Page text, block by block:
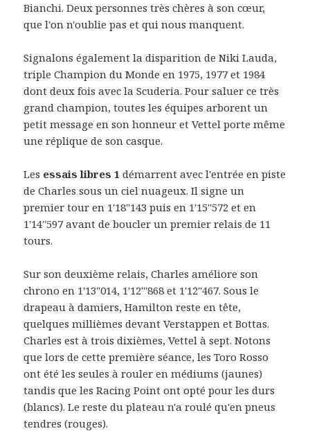
Bianchi. Deux personnes très chères à son cœur,
que l'on n'oublie pas et qui nous manquent.
Signalons également la disparition de Niki Lauda,
triple Champion du Monde en 1975, 1977 et 1984
dont deux fois avec la Scuderia. Pour saluer ce très
grand champion, toutes les équipes arborent un
petit message en son honneur et Vettel porte même
une réplique de son casque.
Les essais libres 1 démarrent avec l'entrée en piste
de Charles sous un ciel nuageux. Il signe un
premier tour en 1'18''143 puis en 1'15''572 et en
1'14''597 avant de boucler un premier relais de 11
tours.
Sur son deuxième relais, Charles améliore son
chrono en 1'13''014, 1'12'''868 et 1'12''467. Sous le
drapeau à damiers, Hamilton reste en tête,
quelques millièmes devant Verstappen et Bottas.
Charles est à trois dixièmes, Vettel à sept. Notons
que lors de cette première séance, les Toro Rosso
ont été les seules à rouler en médiums (jaunes)
tandis que les Racing Point ont opté pour les durs
(blancs). Le reste du plateau n'a roulé qu'en pneus
tendres (rouges).